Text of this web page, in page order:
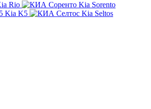
Rio
Kia Sorento
Kia K5
Kia Seltos